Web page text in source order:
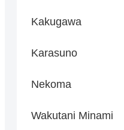
Kakugawa
Karasuno
Nekoma
Wakutani Minami